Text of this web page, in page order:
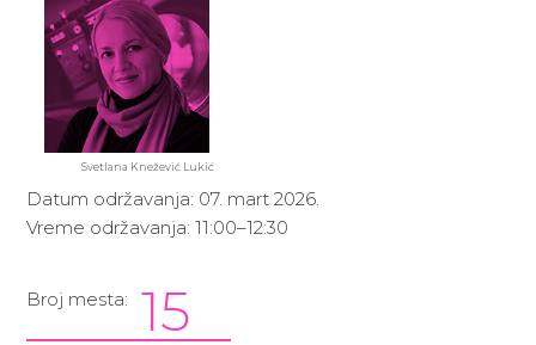
Svetlana Knežević Lukić
Datum održavanja: 07. mart 2026.
Vreme održavanja: 11:00–12:30
Broj mesta: 15